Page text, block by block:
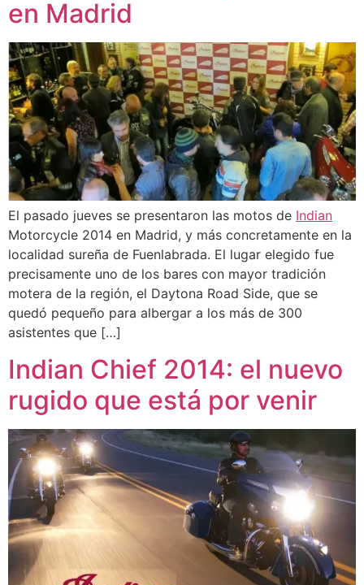
en Madrid
El pasado jueves se presentaron las motos de Indian
Motorcycle 2014 en Madrid, y más concretamente en la
localidad sureña de Fuenlabrada. El lugar elegido fue
precisamente uno de los bares con mayor tradición
motera de la región, el Daytona Road Side, que se
quedó pequeño para albergar a los más de 300
asistentes que […]
Indian Chief 2014: el nuevo
rugido que está por venir